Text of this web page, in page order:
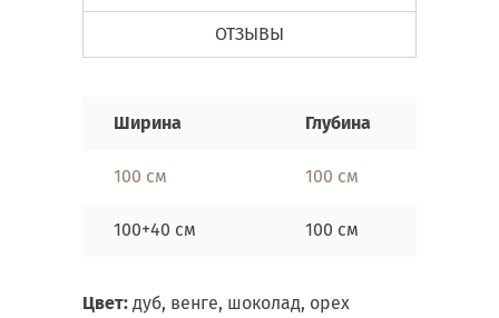
ОТЗЫВЫ
Ширина Глубина
100 см 100 см
100+40 см 100 см
Цвет: дуб, венге, шоколад, орех